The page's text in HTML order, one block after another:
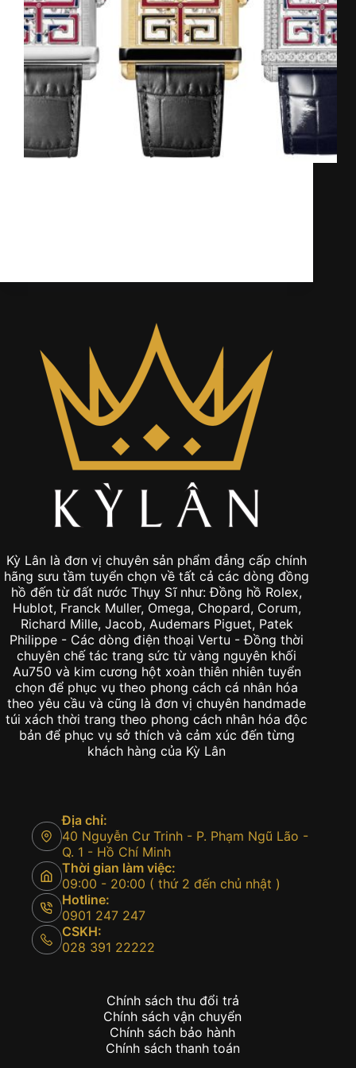
Kỳ Lân là đơn vị chuyên sản phẩm đẳng cấp chính
hãng sưu tầm tuyển chọn về tất cả các dòng đồng
hồ đến từ đất nước Thụy Sĩ như: Đồng hồ Rolex,
Hublot, Franck Muller, Omega, Chopard, Corum,
Richard Mille, Jacob, Audemars Piguet, Patek
Philippe - Các dòng điện thoại Vertu - Đồng thời
chuyên chế tác trang sức từ vàng nguyên khối
Au750 và kim cương hột xoàn thiên nhiên tuyển
chọn để phục vụ theo phong cách cá nhân hóa
theo yêu cầu và cũng là đơn vị chuyên handmade
túi xách thời trang theo phong cách nhân hóa độc
bản để phục vụ sở thích và cảm xúc đến từng
khách hàng của Kỳ Lân
Địa chỉ:
40 Nguyễn Cư Trinh - P. Phạm Ngũ Lão -
Q. 1 - Hồ Chí Minh
Thời gian làm việc:
09:00 - 20:00 ( thứ 2 đến chủ nhật )
Hotline:
0901 247 247
CSKH:
028 391 22222
Chính sách thu đổi trả
Chính sách vận chuyển
Chính sách bảo hành
Chính sách thanh toán